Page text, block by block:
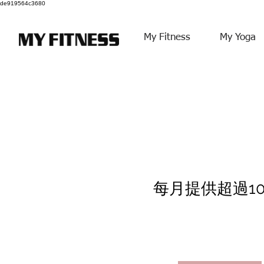
de919564c3680
My Fitness My Yoga
每月提供超過